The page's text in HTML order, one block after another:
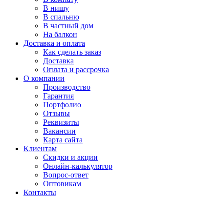
В нишу
В спальню
В частный дом
На балкон
Доставка и оплата
Как сделать заказ
Доставка
Оплата и рассрочка
О компании
Производство
Гарантия
Портфолио
Отзывы
Реквизиты
Вакансии
Карта сайта
Клиентам
Скидки и акции
Онлайн-калькулятор
Вопрос-ответ
Оптовикам
Контакты